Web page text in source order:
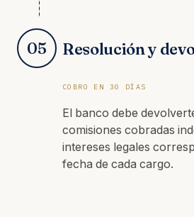
05 Resolución y
COBRO EN 30 DÍAS
El banco debe
comisiones cobradas
intereses legales
fecha de cada cargo.